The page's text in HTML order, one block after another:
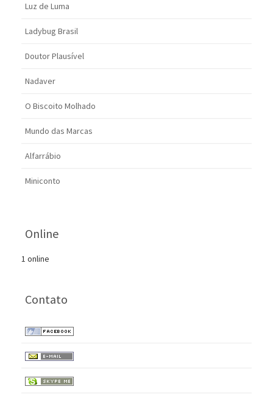
Luz de Luma
Ladybug Brasil
Doutor Plausível
Nadaver
O Biscoito Molhado
Mundo das Marcas
Alfarrábio
Miniconto
Online
1 online
Contato